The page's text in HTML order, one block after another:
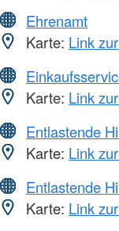
Ehrenamt
Karte: Link
Karte: Link
Entlastende
Karte: Link
Entlastende
Karte: Link